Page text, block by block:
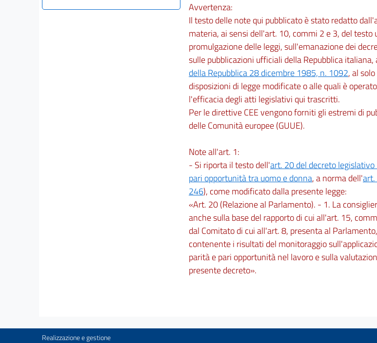
Avvertenza:
Il testo delle note qui pubblicato è stato redatto
materia, ai sensi dell'art. 10, commi 2 e 3, del testo
promulgazione delle leggi, sull'emanazione dei
sulle pubblicazioni ufficiali della Repubblica italiana,
della Repubblica 28 dicembre 1985, n. 1092, al
disposizioni di legge modificate o alle quali è
l'efficacia degli atti legislativi qui trascritti.
Per le direttive CEE vengono forniti gli estremi di
delle Comunità europee (GUUE).
Note all'art. 1:
- Si riporta il testo dell'art. 20 del decreto
pari opportunità tra uomo e donna, a norma dell'
246), come modificato dalla presente legge:
«Art. 20 (Relazione al Parlamento). - 1. La
anche sulla base del rapporto di cui all'art. 15,
dal Comitato di cui all'art. 8, presenta al
contenente i risultati del monitoraggio
parità e pari opportunità nel lavoro e sulla
presente decreto».
Realizzazione e gestione